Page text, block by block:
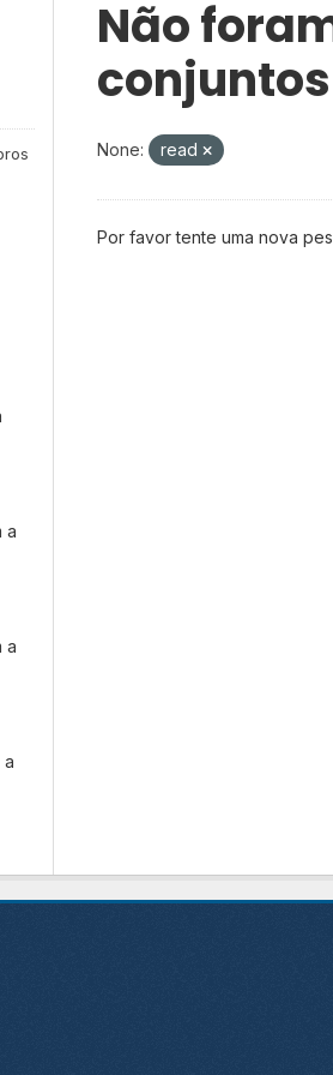
a
a
a
Não
None: read
Por favor tente uma nova